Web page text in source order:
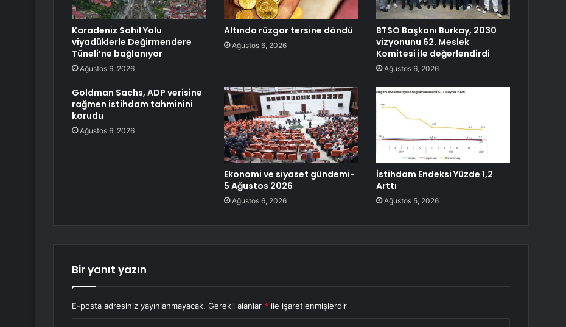
Karadeniz Sahil Yolu
viyadüklerle Değirmendere
Tüneli’ne bağlanıyor
Ağustos 6, 2026
Altında rüzgar tersine döndü
Ağustos 6, 2026
BTSO Başkanı Burkay, 2030
vizyonunu 62. Meslek
Komitesi ile değerlendirdi
Ağustos 6, 2026
Goldman Sachs, ADP verisine
rağmen istihdam tahminini
korudu
Ağustos 6, 2026
Ekonomi ve siyaset gündemi-
5 Ağustos 2026
Ağustos 6, 2026
İstihdam Endeksi Yüzde 1,2
Arttı
Ağustos 5, 2026
Bir yanıt yazın
E-posta adresiniz yayınlanmayacak. Gerekli alanlar * ile işaretlenmişlerdir